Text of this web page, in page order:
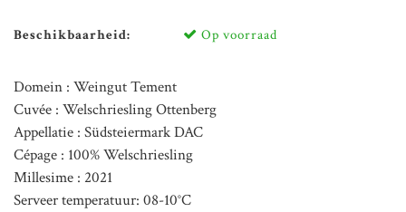
Beschikbaarheid: Op voorraad
Domein : Weingut Tement
Cuvée : Welschriesling Ottenberg
Appellatie : Südsteiermark DAC
Cépage : 100% Welschriesling
Millesime : 2021
Serveer temperatuur: 08-10°C